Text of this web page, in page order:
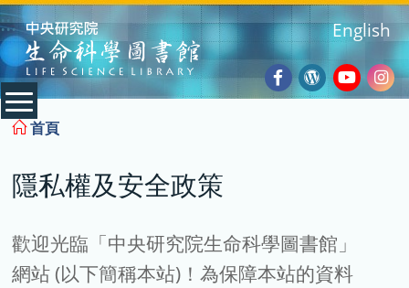
:::
Facebook
Wordpress
English
首頁
隱私權及安全政策
歡迎光臨「中央研究院生命科學圖書館」
網站 (以下簡稱本站)！為保障本站的資料